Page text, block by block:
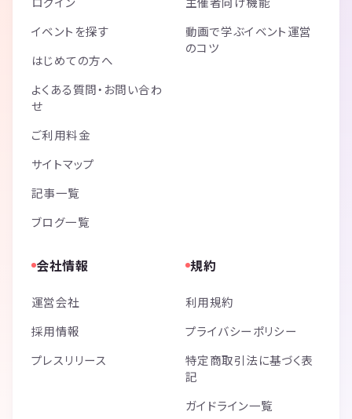
イベントを探す
はじめての方へ
よくある質問・お問い合わ
せ
ご利用料金
サイトマップ
記事一覧
ブログ一覧
動画で学ぶイベント運営
のコツ
会社情報
運営会社
採用情報
プレスリリース
規約
利用規約
プライバシーポリシー
特定商取引法に基づく表
記
ガイドライン一覧